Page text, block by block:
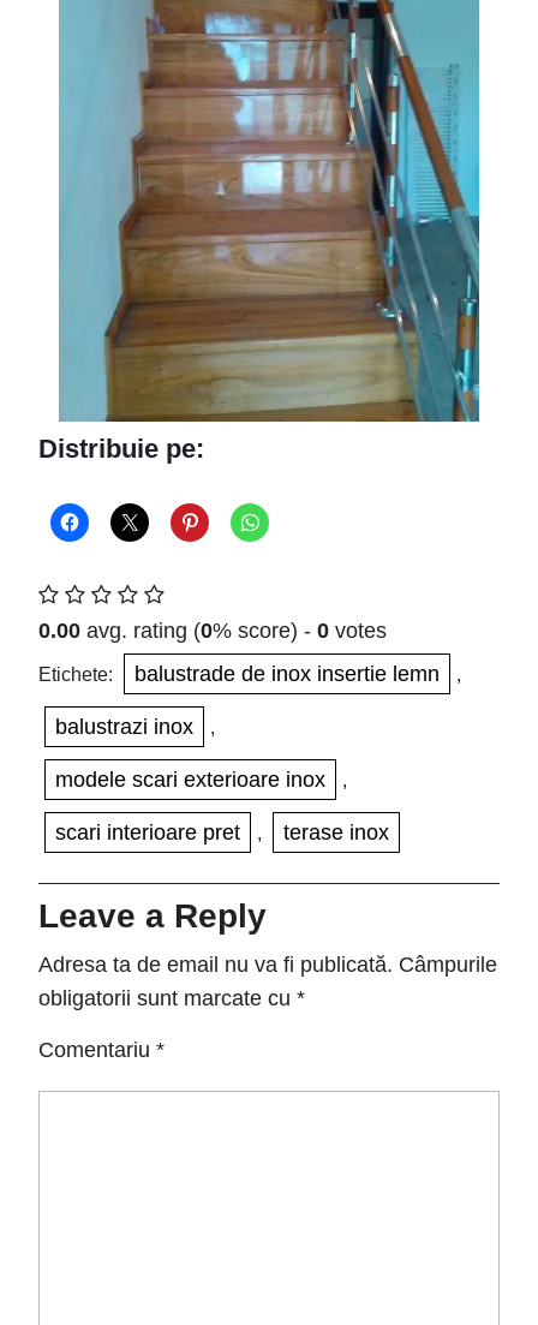
Distribuie pe:
0.00 avg. rating (0% score) - 0 votes
Etichete: balustrade de inox insertie lemn ,
balustrazi inox ,
modele scari exterioare inox ,
scari interioare pret , terase inox
Leave a Reply
Adresa ta de email nu va fi publicată. Câmpurile
obligatorii sunt marcate cu *
Comentariu *